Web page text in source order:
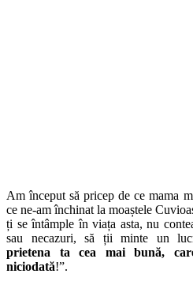
Am început să pricep de ce mama
ce ne-am închinat la moaștele
ți se întâmple în viața asta, nu
sau necazuri, să ții minte un
prietena ta cea mai bună,
niciodată!”.